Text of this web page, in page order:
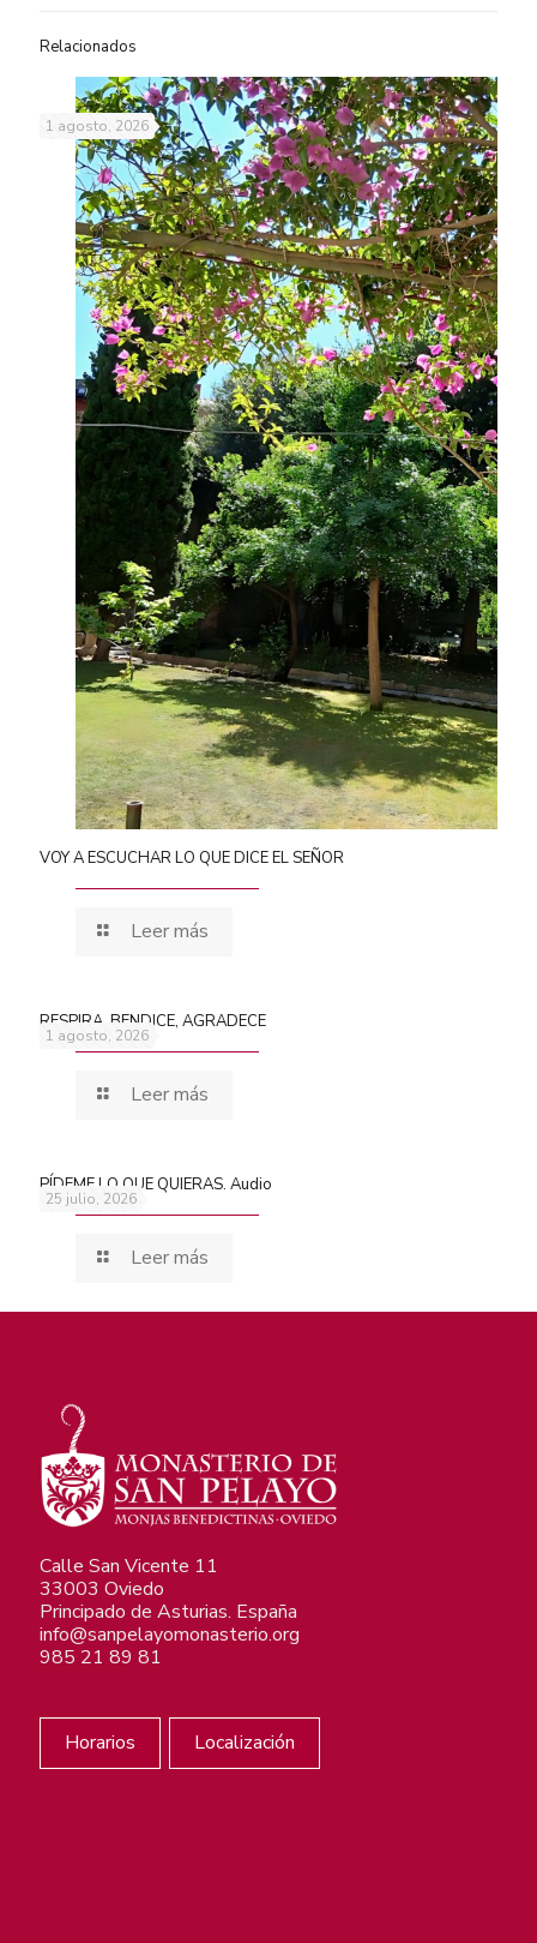
Relacionados
1 agosto, 2026
VOY A ESCUCHAR LO QUE DICE EL SEÑOR
Leer más
1 agosto, 2026
RESPIRA, BENDICE, AGRADECE
Leer más
25 julio, 2026
PÍDEME LO QUE QUIERAS. Audio
Leer más
Calle San Vicente 11
33003 Oviedo
Principado de Asturias. España
info@sanpelayomonasterio.org
985 21 89 81
Horarios Localización